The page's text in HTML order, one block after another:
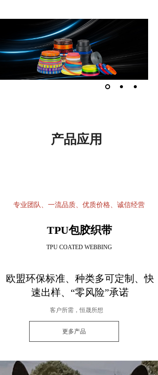
TRAVEL
专业团队、一流品质、优质价格、诚信经营
产品应用
TPU包胶织带
TPU COATED WEBBING
欧盟环保标准、种类多可定制、快
速出样、“零风险”承诺
客户所需，恒晟所想
更多产品